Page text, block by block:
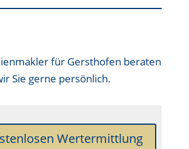
für Gersthofen beraten
Sie gerne persönlich.
Wertermittlung